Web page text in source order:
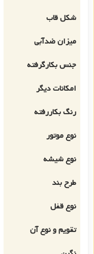
شکل قاب
میزان ضدآبی
جنس بکارگرفته
امکانات دیگر
رنگ بکاررفته
نوع موتور
نوع شیشه
طرح بند
نوع قفل
تقویم و نوع آن